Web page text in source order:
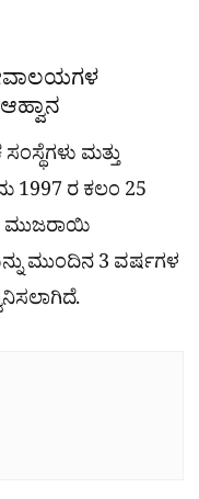
ಮತ್ತು
ರ ಕಲಂ 25
ಮುಜರಾಯಿ
ಮುಂದಿನ 3 ವರ್ಷಗಳ